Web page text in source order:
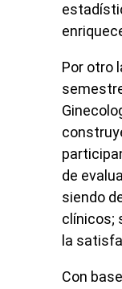
Por otro
de
siendo
clínicos;
la
Con